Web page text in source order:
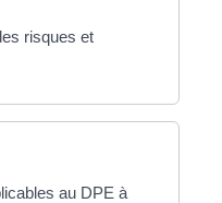
risques et
au DPE à